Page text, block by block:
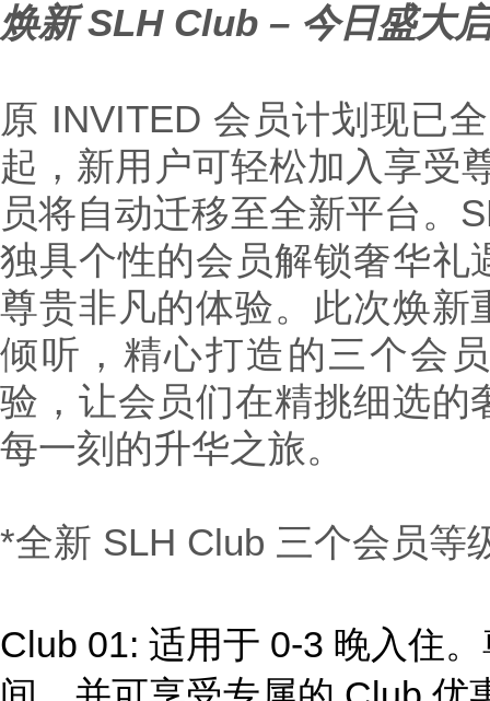
焕新SLH Club – 今日盛大
原 INVITED 会员计划现已
起，新用户可轻松加入享受
员将自动迁移至全新平台。
独具个性的会员解锁奢华礼
尊贵非凡的体验。此次焕新
倾听，精心打造的三个会
验，让会员们在精挑细选的
每一刻的升华之旅。
*全新 SLH Club 三个会员等
Club 01: 适用于 0-3 晚入住